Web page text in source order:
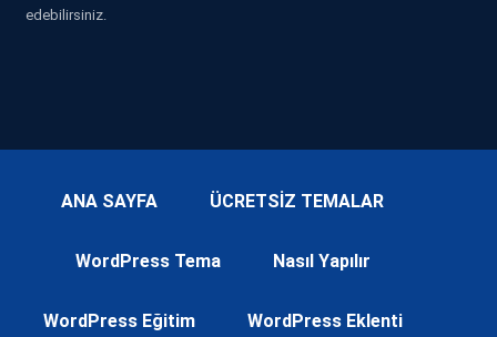
edebilirsiniz.
ANA SAYFA ÜCRETSİZ TEMALAR
WordPress Tema Nasıl Yapılır
WordPress Eğitim WordPress Eklenti